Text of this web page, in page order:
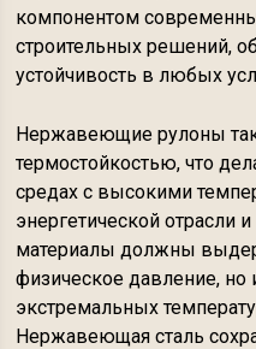
компонентом
строительных решений,
устойчивость в любых
Нержавеющие рулоны
термостойкостью, что
средах с высокими
энергетической отрасли
материалы должны
физическое давление, но
экстремальных
Нержавеющая сталь